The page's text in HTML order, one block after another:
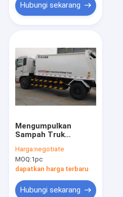
Hubungi sekarang
Mengumpulkan
Sampah Truk
Belakang
Harga:negotiate
MOQ:1pc
dapatkan harga terbaru
Hubungi sekarang